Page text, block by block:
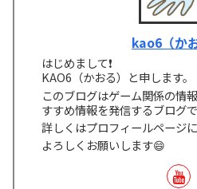
kao6（かお
はじめまして❗
KAO6（かおる）と申します。
このブログはゲーム関係の情
すすめ情報を発信するブログで
詳しくはプロフィールページ
よろしくお願いします😄